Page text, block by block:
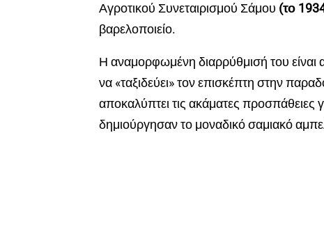
Αγροτικού Συνεταιρισμού Σάμου (το
βαρελοποιείο.
Η αναμορφωμένη διαρρύθμισή του
να «ταξιδεύει» τον επισκέπτη στην
αποκαλύπτει τις ακάματες προσπάθειες
δημιούργησαν το μοναδικό σαμιακό